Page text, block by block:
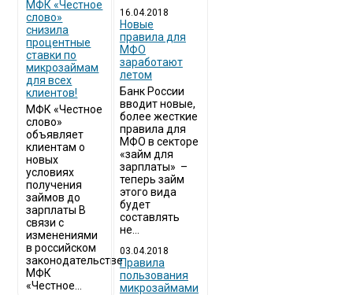
МФК «Честное
слово»
снизила
процентные
ставки по
микрозаймам
для всех
клиентов!
МФК «Честное
слово»
объявляет
клиентам о
новых
условиях
получения
займов до
зарплаты В
связи с
изменениями
в российском
законодательстве
МФК
«Честное...
16.04.2018
Новые
правила для
МФО
заработают
летом
Банк России
вводит новые,
более жесткие
правила для
МФО в секторе
«займ для
зарплаты» –
теперь займ
этого вида
будет
составлять
не...
03.04.2018
​Правила
пользования
микрозаймами